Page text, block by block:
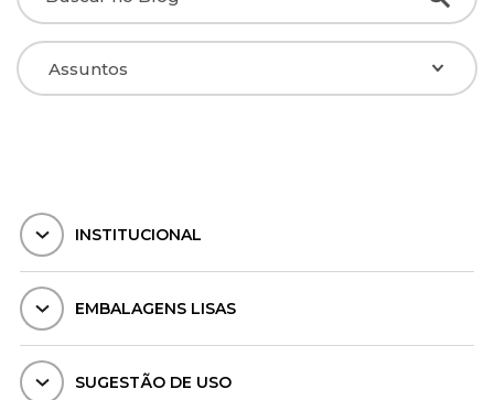
INSTITUCIONAL
EMBALAGENS LISAS
SUGESTÃO DE USO